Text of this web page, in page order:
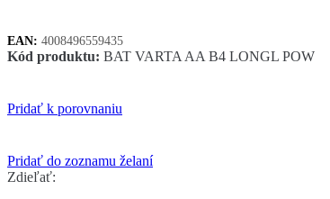
AA
EAN: 4008496559435
Kód produktu: BAT VARTA AA B4 LONGL POW
Pridať k porovnaniu
Pridať do zoznamu želaní
Zdieľať: